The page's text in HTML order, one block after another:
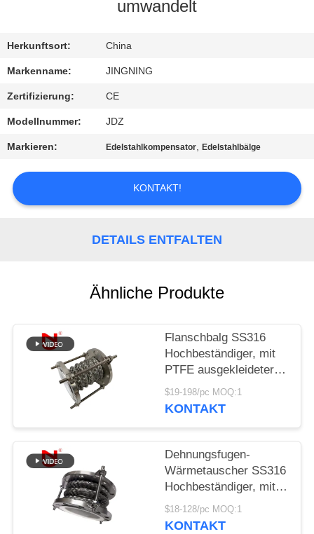
QUALITÄTSKONTROLLE
TRETEN
SIE
MIT
IN
VERBINDUNG
FORDERN
SIE EIN
ZITAT
SITEMAP
DATENSCHUTZRICHTLINIE
umwandelt
Herkunftsort: China
Markenname: JINGNING
Zertifizierung: CE
Modellnummer: JDZ
Markieren: Edelstahlkompensator,Edelstahlbälge
KONTAKT!
DETAILS ENTFALTEN
Ähnliche Produkte
Flanschbalg SS316
Hochbeständiger, mit
PTFE ausgekleideter,
flexibler
Dehnungsverbinder
$19-198/pc MOQ:1
KONTAKT
Dehnungsfugen-
Wärmetauscher SS316
Hochbeständiger, mit
PTFE ausgekleideter,
flexibler Dehnungsfuge
$18-128/pc MOQ:1
KONTAKT